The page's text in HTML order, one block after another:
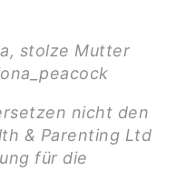
stolze Mutter
nicht den
& Parenting Ltd
für die